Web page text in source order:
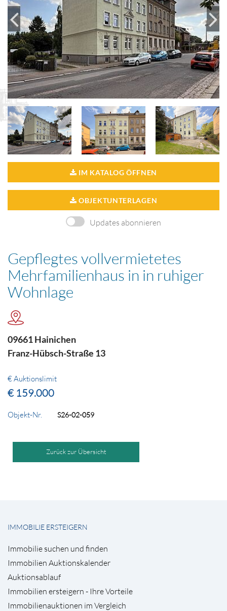
IM KATALOG ÖFFNEN
OBJEKTUNTERLAGEN
Updates abonnieren
Gepflegtes vollvermietetes
Mehrfamilienhaus in in ruhiger
Wohnlage
09661 Hainichen
Franz-Hübsch-Straße 13
€ Auktionslimit
€ 159.000
Objekt-Nr. S26-02-059
Zurück zur Übersicht
IMMOBILIE ERSTEIGERN
Immobilie suchen und finden
Immobilien Auktionskalender
Auktionsablauf
Immobilien ersteigern - Ihre Vorteile
Immobilienauktionen im Vergleich